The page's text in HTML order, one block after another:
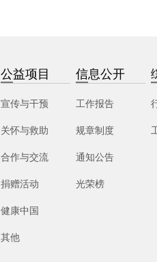
公益项目
宣传与干预
关怀与救助
合作与交流
捐赠活动
健康中国
其他
信息公开
工作报告
规章制度
通知公告
光荣榜